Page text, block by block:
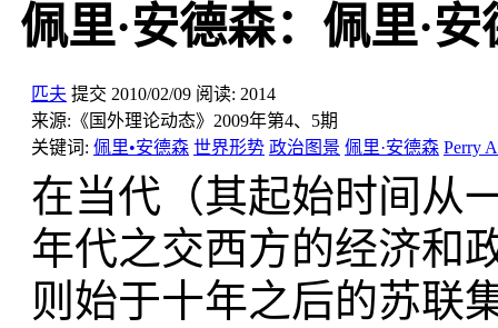
佩里·安德森：佩里·
匹夫 提交 2010/02/09 阅读: 2014
来源: 《国外理论动态》2009年第4、5期
关键词: 佩里•安德森 世界形势 政治图景 佩里·安德森 Perry
在当代（其起始时间从
年代之交西方的经济和
则始于十年之后的苏联